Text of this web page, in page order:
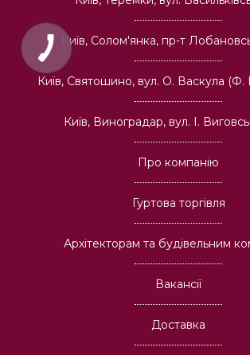
Київ, Солом'янка, пр-т
Київ, Святошино, вул. О. Васкула (Ф.
Київ, Виноградар, вул. І.
Про компанію
Гуртова торгівля
Архітекторам та будівельним
Вакансії
Доставка